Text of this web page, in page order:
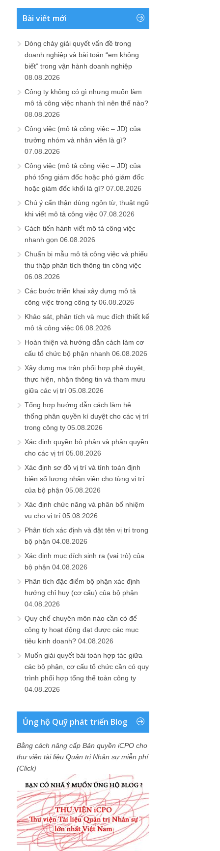
Bài viết mới
Dòng chảy giải quyết vấn đề trong
doanh nghiệp và bài toán “em không
biết” trong vận hành doanh nghiệp
08.08.2026
Công ty không có gì nhưng muốn làm
mô tả công việc nhanh thì nên thế nào?
08.08.2026
Công việc (mô tả công việc – JD) của
trưởng nhóm và nhân viên là gì?
07.08.2026
Công việc (mô tả công việc – JD) của
phó tổng giám đốc hoặc phó giám đốc
hoặc giám đốc khối là gì? 07.08.2026
Chú ý cẩn thận dùng ngôn từ, thuật ngữ
khi viết mô tả công việc 07.08.2026
Cách tiến hành viết mô tả công việc
nhanh gọn 06.08.2026
Chuẩn bị mẫu mô tả công việc và phiếu
thu thập phân tích thông tin công việc
06.08.2026
Các bước triển khai xây dựng mô tả
công việc trong công ty 06.08.2026
Khảo sát, phân tích và mục đích thiết kế
mô tả công việc 06.08.2026
Hoàn thiện và hướng dẫn cách làm cơ
cấu tổ chức bộ phận nhanh 06.08.2026
Xây dựng ma trận phối hợp phê duyệt,
thực hiện, nhận thông tin và tham mưu
giữa các vị trí 05.08.2026
Tổng hợp hướng dẫn cách làm hệ
thống phân quyền kí duyệt cho các vị trí
trong công ty 05.08.2026
Xác định quyền bộ phận và phân quyền
cho các vị trí 05.08.2026
Xác định sơ đồ vị trí và tính toán định
biên số lượng nhân viên cho từng vị trí
của bộ phận 05.08.2026
Xác định chức năng và phân bổ nhiệm
vụ cho vị trí 05.08.2026
Phân tích xác định và đặt tên vị trí trong
bộ phận 04.08.2026
Xác định mục đích sinh ra (vai trò) của
bộ phận 04.08.2026
Phân tích đặc điểm bộ phận xác định
hướng chỉ huy (cơ cấu) của bộ phận
04.08.2026
Quy chế chuyên môn nào cần có để
công ty hoạt động đạt được các mục
tiêu kinh doanh? 04.08.2026
Muốn giải quyết bài toán hợp tác giữa
các bộ phận, cơ cấu tổ chức cần có quy
trình phối hợp tổng thể toàn công ty
04.08.2026
Ủng hộ Quỹ phát triển Blog
Bằng cách nâng cấp Bản quyền iCPO cho
thư viện tài liệu Quản trị Nhân sự miễn phí
(Click)